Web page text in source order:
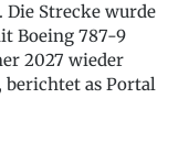
Strecke wurde
Boeing 787-9
2027 wieder
as Portal